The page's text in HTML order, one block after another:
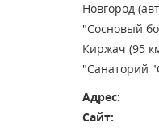
Новгород
"Сосновый
Киржач (95
"Санаторий
Адрес:
Сайт: